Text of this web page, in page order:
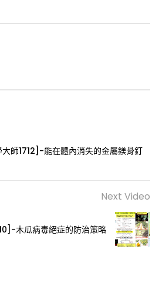
大師1712]-能在體內消失的金屬鎂骨釘
Next Video
木瓜病毒絕症的防治策略